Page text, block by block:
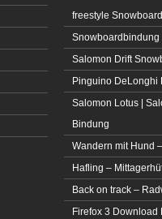
freestyle Snowboard
Snowboardbindung
Salomon Drift
Pinguino DeLonghi
Salomon Lotus |
Bindung
Wandern mit Hund
Hafling –
Back on track –
Firefox 3 Download